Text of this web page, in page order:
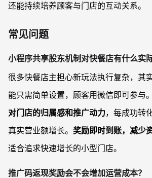
还能持续培养顾客与门店的互动关系。
常见问题
小程序共享股东机制对快餐店有什么实
很多快餐店主担心新玩法执行复杂，其
能只需简单设置，顾客用微信即可参与。
对门店的归属感和推广动力，每成功转
真实营业额增长。 奖励即时到账，减少
适合追求快速增长的小型门店。
推广码返现奖励会不会增加运营成本？